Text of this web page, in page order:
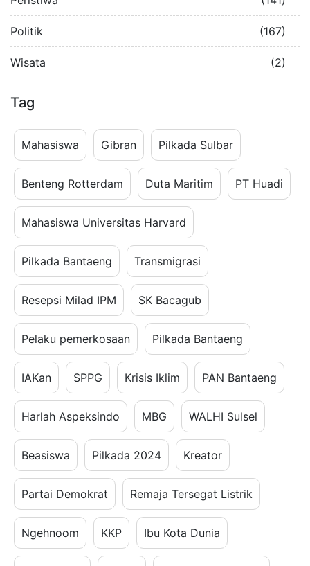
Politik (167)
Wisata (2)
Tag
Mahasiswa Gibran Pilkada Sulbar
Benteng Rotterdam Duta Maritim PT Huadi
Mahasiswa Universitas Harvard
Pilkada Bantaeng Transmigrasi
Resepsi Milad IPM SK Bacagub
Pelaku pemerkosaan Pilkada Bantaeng
IAKan SPPG Krisis Iklim PAN Bantaeng
Harlah Aspeksindo MBG WALHI Sulsel
Beasiswa Pilkada 2024 Kreator
Partai Demokrat Remaja Tersegat Listrik
Ngehnoom KKP Ibu Kota Dunia